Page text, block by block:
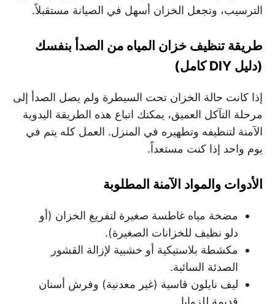
الترسيب، وتجعل الخزان أسهل في الصيانة مستقبلاً.
طريقة تنظيف خزان المياه من الصدأ بنفسك
(دليل DIY كامل)
إذا كانت حالة الخزان تحت السيطرة ولم يصل الصدأ إلى
مرحلة التآكل العميق، يمكنك اتباع هذه الطريقة اليدوية
الآمنة لتنظيفه وتطهيره في المنزل. العمل كله يتم في
يوم واحد إذا كنت مستعداً.
الأدوات والمواد الآمنة المطلوبة
مضخة مياه غاطسة صغيرة لتفريغ الخزان (أو
دلو نظيف للخزانات الصغيرة).
مكشطة بلاستيكية أو خشبية لإزالة القشور
الصدئة السائبة.
ليف نايلون قاسية (غير معدنية) وفرش أسنان
قديمة للزوايا.